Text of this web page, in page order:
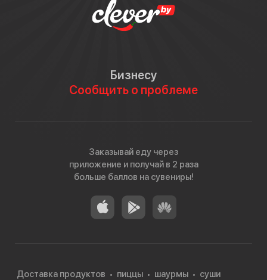
Бизнесу
Сообщить о проблеме
Заказывай еду через
приложение и получай в 2 раза
больше баллов на сувениры!
Доставка продуктов пиццы шаурмы
суши